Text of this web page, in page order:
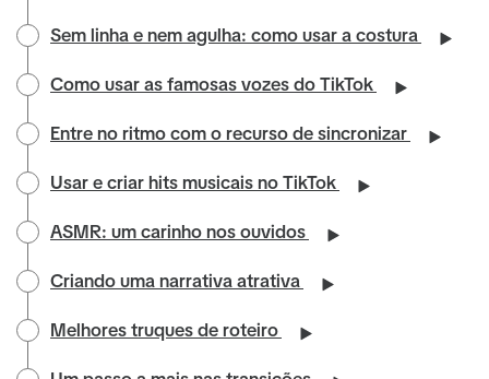
Sem linha e nem agulha: como usar a costura
Como usar as famosas vozes do TikTok
Entre no ritmo com o recurso de sincronizar
Usar e criar hits musicais no TikTok
ASMR: um carinho nos ouvidos
Criando uma narrativa atrativa
Melhores truques de roteiro